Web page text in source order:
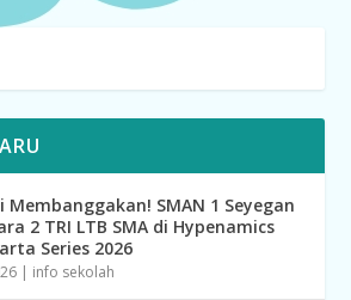
Membanggakan! SMAN 1 Seyegan
2 TRI LTB SMA di Hypenamics
Series 2026
| info sekolah